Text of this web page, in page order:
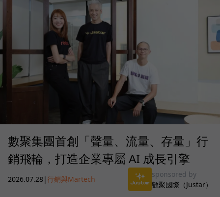
數聚集團首創「聲量、流量、存量」行
銷飛輪，打造企業專屬 AI 成長引擎
2026.07.28|行銷與Martech
sponsored by
數聚國際（Justar）